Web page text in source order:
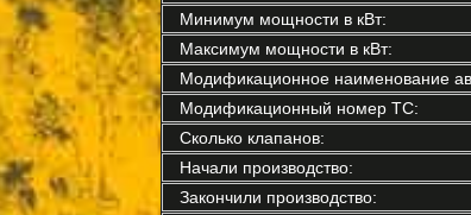
Минимум мощности в кВт:
Максимум мощности в кВт:
Модификационное наименование
Модификационный номер ТС:
Сколько клапанов:
Начали производство:
Закончили производство: